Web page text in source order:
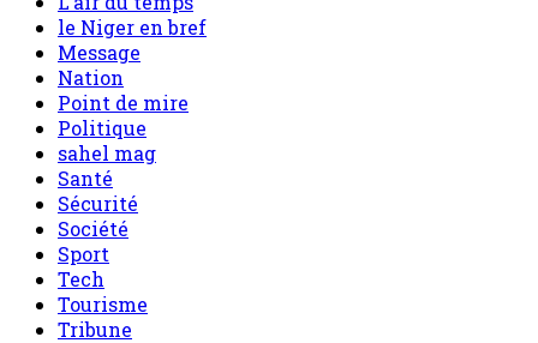
le Niger en bref
Message
Nation
Point de mire
Politique
sahel mag
Santé
Sécurité
Société
Sport
Tech
Tourisme
Tribune